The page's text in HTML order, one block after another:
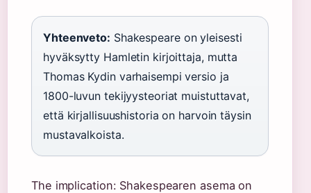
Yhteenveto: Shakespeare on yleisesti
hyväksytty Hamletin kirjoittaja, mutta
Thomas Kydin varhaisempi versio ja
1800-luvun tekijyysteoriat muistuttavat,
että kirjallisuushistoria on harvoin täysin
mustavalkoista.
The implication: Shakespearen asema on